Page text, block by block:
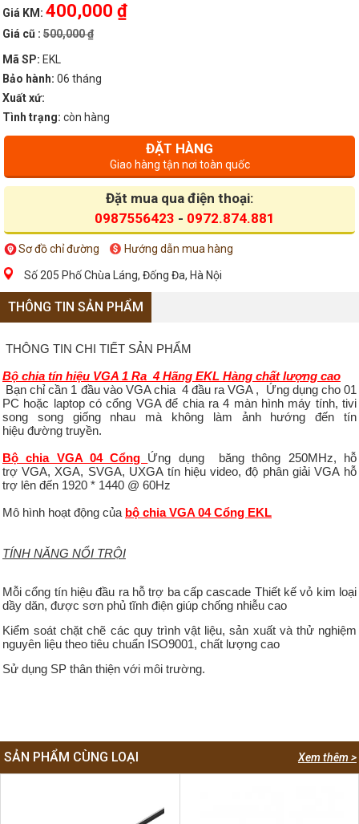
Giá KM: 400,000 ₫
Giá cũ : 500,000 ₫
Mã SP: EKL
Bảo hành: 06 tháng
Xuất xứ:
Tình trạng: còn hàng
ĐẶT HÀNG
Giao hàng tận nơi toàn quốc
Đặt mua qua điện thoại:
0987556423 - 0972.874.881
Sơ đồ chỉ đường Hướng dẫn mua hàng
Số 205 Phố Chùa Láng, Đống Đa, Hà Nội
THÔNG TIN SẢN PHẨM
THÔNG TIN CHI TIẾT SẢN PHẨM
Bộ chia tín hiệu VGA 1 Ra 4 Hãng EKL Hàng chất lượng cao
Bạn chỉ cần 1 đầu vào VGA chia 4 đầu ra VGA ,
Ứng dụng cho 01
PC hoặc laptop có cổng VGA để chia ra 4 màn hình máy tính, tivi
song song giống nhau mà không làm ảnh hướng đến tín
hiệu đường truyền.
Bộ chia VGA 04 Cổng Ứng dụng băng thông 250MHz,
hỗ
trợ VGA, XGA, SVGA, UXGA tín hiệu video, độ phân giải VGA hỗ
trợ lên đến 1920 * 1440 @ 60Hz
Mô hình hoạt động của bộ chia VGA 04 Cổng EKL
TÍNH NĂNG NỔI TRỘI
Mỗi cổng tín hiệu đầu ra hỗ trợ ba cấp cascade Thiết kế vỏ kim loại
dầy dăn, được sơn phủ tĩnh điện giúp chống nhiễu cao
Kiểm soát chặt chẽ các quy trình vật liệu, sản xuất và thử nghiệm
nguyên liệu theo tiêu chuẩn ISO9001, chất lượng cao
Sử dụng SP thân thiện với môi trường.
Xem thêm >
SẢN PHẨM CÙNG LOẠI